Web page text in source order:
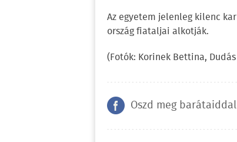
Az egyetem jelenleg kilenc
ország fiataljai alkotják.
(Fotók: Korinek Bettina,
Oszd meg barátaiddal